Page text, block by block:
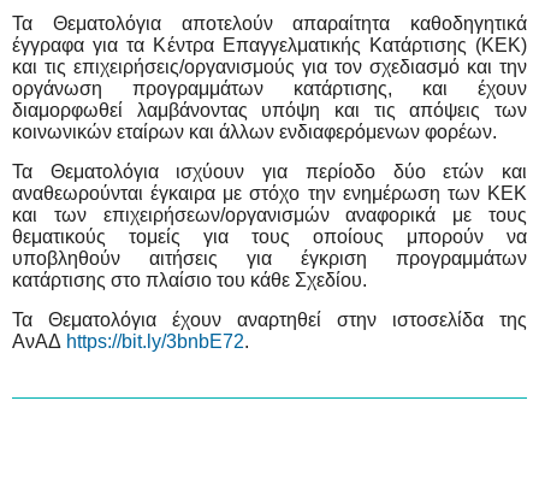
Τα Θεματολόγια αποτελούν απαραίτητα καθοδηγητικά
έγγραφα για τα Κέντρα Επαγγελματικής Κατάρτισης (ΚΕΚ)
και τις επιχειρήσεις/οργανισμούς για τον σχεδιασμό και την
οργάνωση προγραμμάτων κατάρτισης, και έχουν
διαμορφωθεί λαμβάνοντας υπόψη και τις απόψεις των
κοινωνικών εταίρων και άλλων ενδιαφερόμενων φορέων.
Τα Θεματολόγια ισχύουν για περίοδο δύο ετών και
αναθεωρούνται έγκαιρα με στόχο την ενημέρωση των ΚΕΚ
και των επιχειρήσεων/οργανισμών αναφορικά με τους
θεματικούς τομείς για τους οποίους μπορούν να
υποβληθούν αιτήσεις για έγκριση προγραμμάτων
κατάρτισης στο πλαίσιο του κάθε Σχεδίου.
Τα Θεματολόγια έχουν αναρτηθεί στην ιστοσελίδα της
ΑνΑΔ https://bit.ly/3bnbE72.